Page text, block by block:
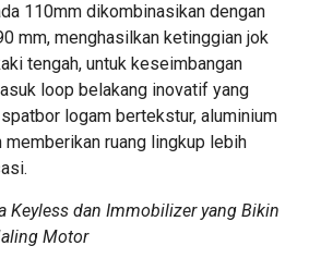
110mm dikombinasikan dengan
mm, menghasilkan ketinggian jok
tengah, untuk keseimbangan
loop belakang inovatif yang
logam bertekstur, aluminium
ruang lingkup lebih
Keyless dan Immobilizer yang Bikin
Motor